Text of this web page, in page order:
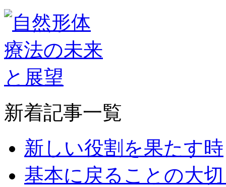
新着記事一覧
新しい役割を果たす時
基本に戻ることの大